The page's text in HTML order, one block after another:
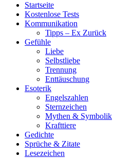
Startseite
Kostenlose Tests
Kommunikation
Tipps – Ex Zurück
Gefühle
Liebe
Selbstliebe
Trennung
Enttäuschung
Esoterik
Engelszahlen
Sternzeichen
Mythen & Symbolik
Krafttiere
Gedichte
Sprüche & Zitate
Lesezeichen